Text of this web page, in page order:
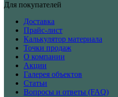
Для покупателей
Доставка
Прайс-лист
Калькулятор материала
Точки продаж
О компании
Акции
Галерея объектов
Статьи
Вопросы и ответы (FAQ)